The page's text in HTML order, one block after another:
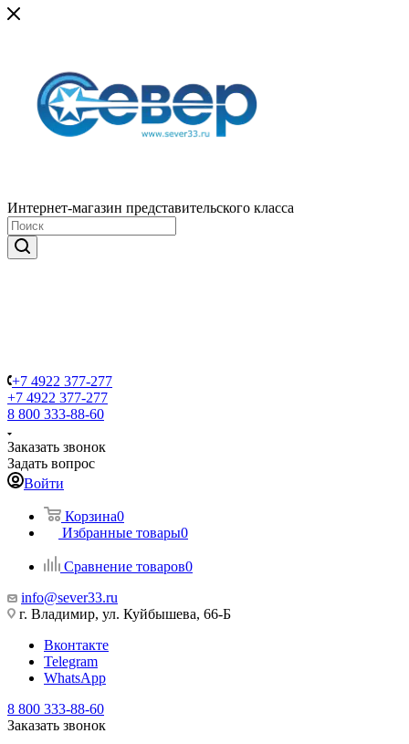
Интернет-магазин представительского класса
+7 4922 377-277
+7 4922 377-277
8 800 333-88-60
Заказать звонок
Задать вопрос
Войти
Корзина0
Избранные товары0
Сравнение товаров0
info@sever33.ru
г. Владимир, ул. Куйбышева, 66-Б
Вконтакте
Telegram
WhatsApp
8 800 333-88-60
Заказать звонок